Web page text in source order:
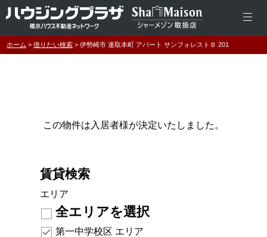
ホーム 借りたい検索 伊勢崎市 連取本町 アパート サンフォレストＢ 201
この物件は入居者様が決定いたしました。
賃貸検索
エリア
全エリアを選択
第一中学校区 エリア